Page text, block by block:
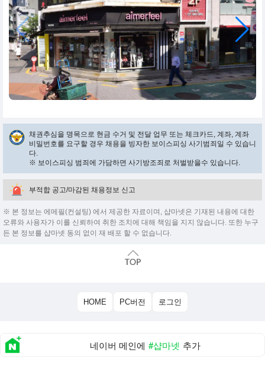
채권추심을 명목으로 현금 수거 및 전달 업무 또는 체크카드, 계좌, 계좌
비밀번호를 요구할 경우 채용을 빙자한 보이스피싱 사기범죄일 수 있습니
다.
※ 보이스피싱 범죄에 가담하면 사기방조죄로 처벌받을수 있습니다.
부적합 공고/마감된 채용정보 신고
※ 본 정보는 에메필(컨설팅) 에서 제공한 자료이며, 샵마넷은 기재된 내용에 대한
오류와 사용자가 이를 신뢰하여 취한 조치에 대해 책임을 지지 않습니다. 또한 누구
든 본 정보를 샵마넷 동의 없이 재 배포 할 수 없습니다.
HOME PC버전 로그인
네이버 메인에 #샵마넷 추가